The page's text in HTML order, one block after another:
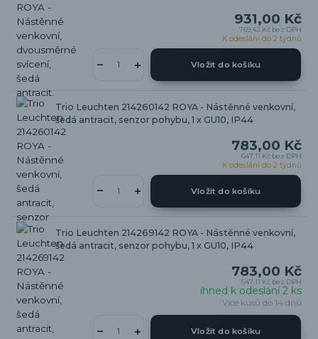
931,00 Kč
769,42 Kč bez DPH
K odeslání do 2 týdnů
Vložit do košíku
Trio Leuchten 214260142 ROYA - Nástěnné venkovní,
šedá antracit, senzor pohybu, 1 x GU10, IP44
783,00 Kč
647,11 Kč bez DPH
K odeslání do 2 týdnů
Vložit do košíku
Trio Leuchten 214269142 ROYA - Nástěnné venkovní,
šedá antracit, senzor pohybu, 1 x GU10, IP44
783,00 Kč
647,11 Kč bez DPH
ihned k odeslání 2 ks
Více kusů do 14 dnů
Vložit do košíku